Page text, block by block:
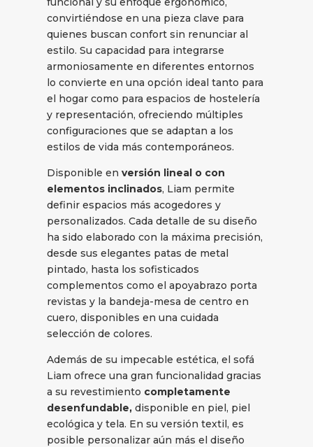
convirtiéndose en una pieza clave para
quienes buscan confort sin renunciar al
estilo. Su capacidad para integrarse
armoniosamente en diferentes entornos
lo convierte en una opción ideal tanto para
el hogar como para espacios de hostelería
y representación, ofreciendo múltiples
configuraciones que se adaptan a los
estilos de vida más contemporáneos.
Disponible enversión lineal o con
elementos inclinados, Liam permite
definir espacios más acogedores y
personalizados. Cada detalle de su diseño
ha sido elaborado con la máxima precisión,
desde sus elegantes patas de metal
pintado, hasta los sofisticados
complementos como el apoyabrazo porta
revistas y la bandeja-mesa de centro en
cuero, disponibles en una cuidada
selección de colores.
Además de su impecable estética, el sofá
Liam ofrece una gran funcionalidad gracias
a su revestimiento completamente
desenfundable, disponible en piel, piel
ecológica y tela. En su versión textil, es
posible personalizar aún más el diseño